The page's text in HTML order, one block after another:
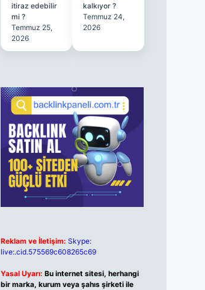
itiraz edebilir
mi ?
Temmuz 25,
2026
kalkıyor ?
Temmuz 24,
2026
Reklam ve İletişim: Skype:
live:.cid.575569c608265c69
Yasal Uyarı: Bu internet sitesi, herhangi
bir marka, kurum veya şahıs şirketi ile